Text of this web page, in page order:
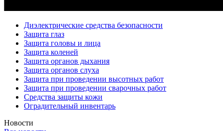
Диэлектрические средства безопасности
Защита глаз
Защита головы и лица
Защита коленей
Защита органов дыхания
Защита органов слуха
Защита при проведении высотных работ
Защита при проведении сварочных работ
Средства защиты кожи
Оградительный инвентарь
Новости